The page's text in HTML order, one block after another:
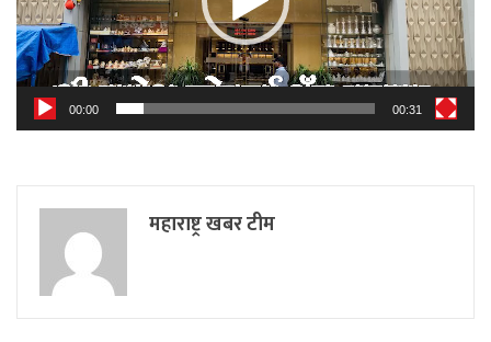
00:00 00:31
महाराष्ट्र खबर टीम